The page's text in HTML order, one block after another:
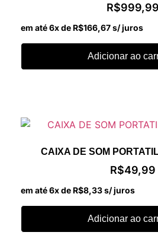
R$999,99
em até 6x de R$166,67s/ juros
Adicionar ao
CAIXA DE SOM
R$49,99
em até 6x de R$8,33s/ juros
Adicionar ao